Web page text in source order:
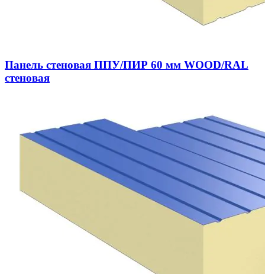
Панель стеновая ППУ/ПИР 60 мм WOOD/RAL
стеновая